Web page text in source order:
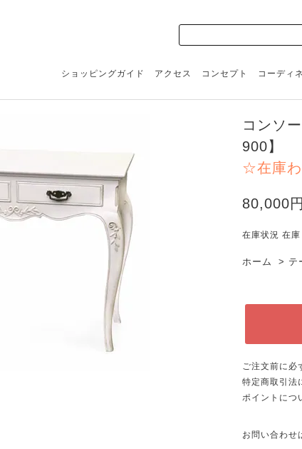
ショッピングガイド アクセス コンセプト コーディ
コンソ
900】
☆在庫
80,000
在庫状況 在庫
ホーム > テ
ご注文前に必
特定商取引法
ポイントにつ
お問い合わせ